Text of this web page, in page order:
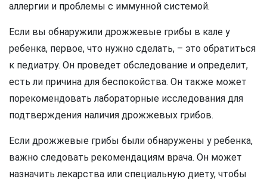
аллергии и проблемы с иммунной системой.
Если вы обнаружили дрожжевые грибы в кале у
ребенка, первое, что нужно сделать, – это обратиться
к педиатру. Он проведет обследование и определит,
есть ли причина для беспокойства. Он также может
порекомендовать лабораторные исследования для
подтверждения наличия дрожжевых грибов.
Если дрожжевые грибы были обнаружены у ребенка,
важно следовать рекомендациям врача. Он может
назначить лекарства или специальную диету, чтобы